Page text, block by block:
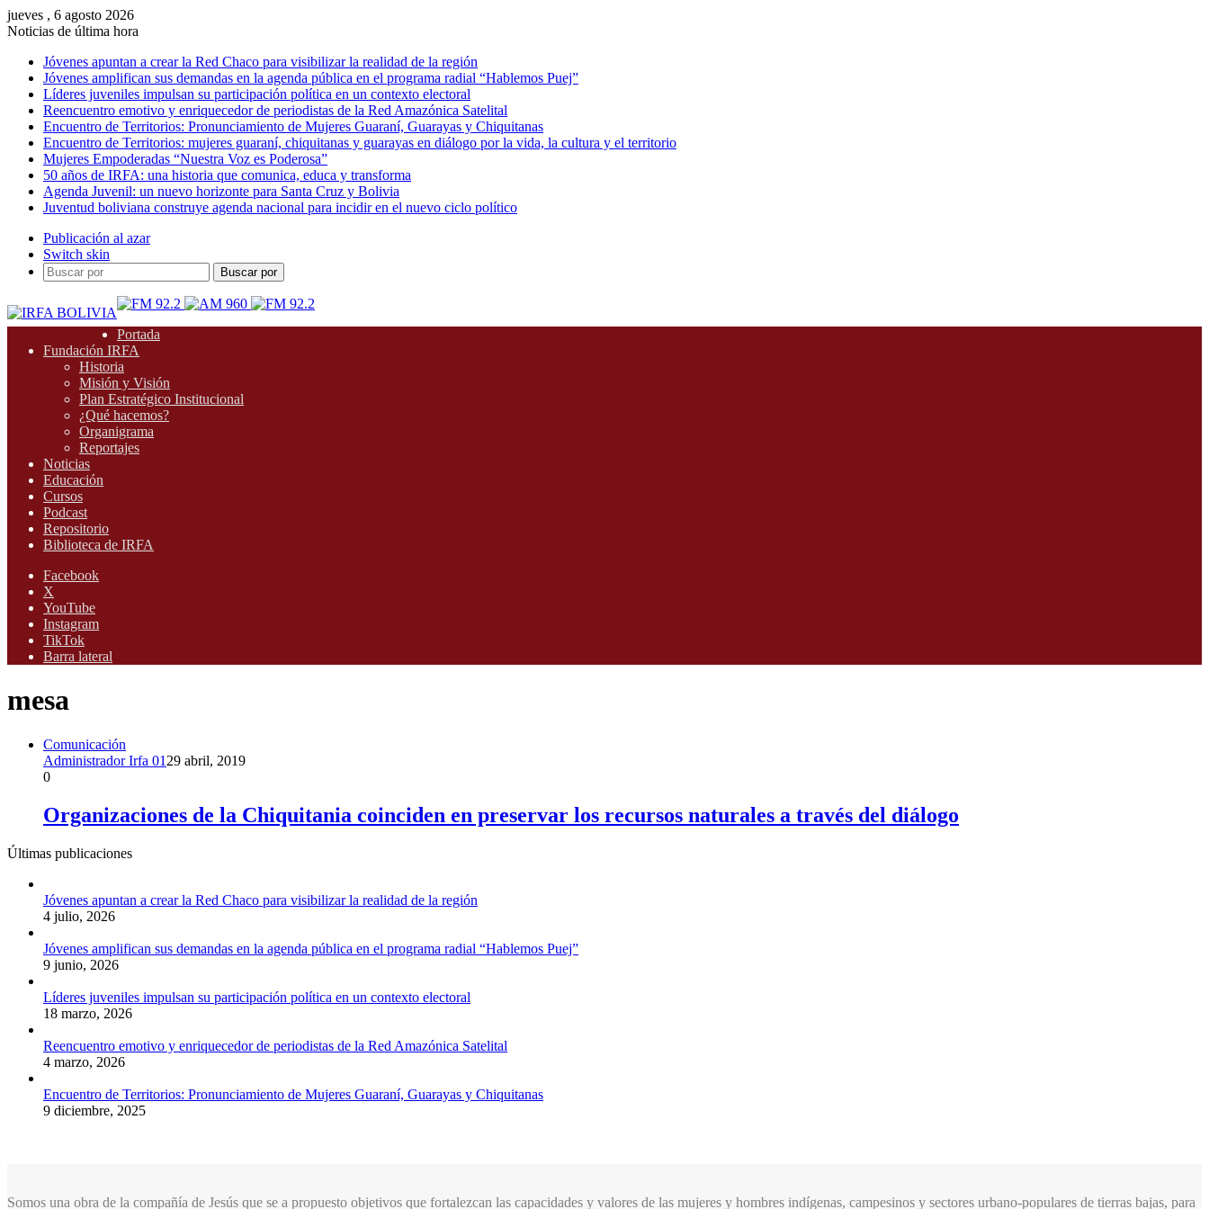
jueves , 6 agosto 2026
Noticias de última hora
Jóvenes apuntan a crear la Red Chaco para visibilizar la realidad de la región
Jóvenes amplifican sus demandas en la agenda pública en el programa radial “Hablemos Puej”
Líderes juveniles impulsan su participación política en un contexto electoral
Reencuentro emotivo y enriquecedor de periodistas de la Red Amazónica Satelital
Encuentro de Territorios: Pronunciamiento de Mujeres Guaraní, Guarayas y Chiquitanas
Encuentro de Territorios: mujeres guaraní, chiquitanas y guarayas en diálogo por la vida, la cultura y el territorio
Mujeres Empoderadas “Nuestra Voz es Poderosa”
50 años de IRFA: una historia que comunica, educa y transforma
Agenda Juvenil: un nuevo horizonte para Santa Cruz y Bolivia
Juventud boliviana construye agenda nacional para incidir en el nuevo ciclo político
Publicación al azar
Switch skin
Buscar por
Portada
Fundación IRFA
Historia
Misión y Visión
Plan Estratégico Institucional
¿Qué hacemos?
Organigrama
Reportajes
Noticias
Educación
Cursos
Podcast
Repositorio
Biblioteca de IRFA
Facebook
X
YouTube
Instagram
TikTok
Barra lateral
mesa
Comunicación
Administrador Irfa 01 29 abril, 2019
0
Organizaciones de la Chiquitania coinciden en preservar los recursos naturales a través del diálogo
Últimas publicaciones
Jóvenes apuntan a crear la Red Chaco para visibilizar la realidad de la región
4 julio, 2026
Jóvenes amplifican sus demandas en la agenda pública en el programa radial “Hablemos Puej”
9 junio, 2026
Líderes juveniles impulsan su participación política en un contexto electoral
18 marzo, 2026
Reencuentro emotivo y enriquecedor de periodistas de la Red Amazónica Satelital
4 marzo, 2026
Encuentro de Territorios: Pronunciamiento de Mujeres Guaraní, Guarayas y Chiquitanas
9 diciembre, 2025
Somos una obra de la compañía de Jesús que se a propuesto objetivos que fortalezcan las capacidades y valores de las mujeres y hombres indígenas, campesinos y sectores urbano-populares de tierras bajas, para